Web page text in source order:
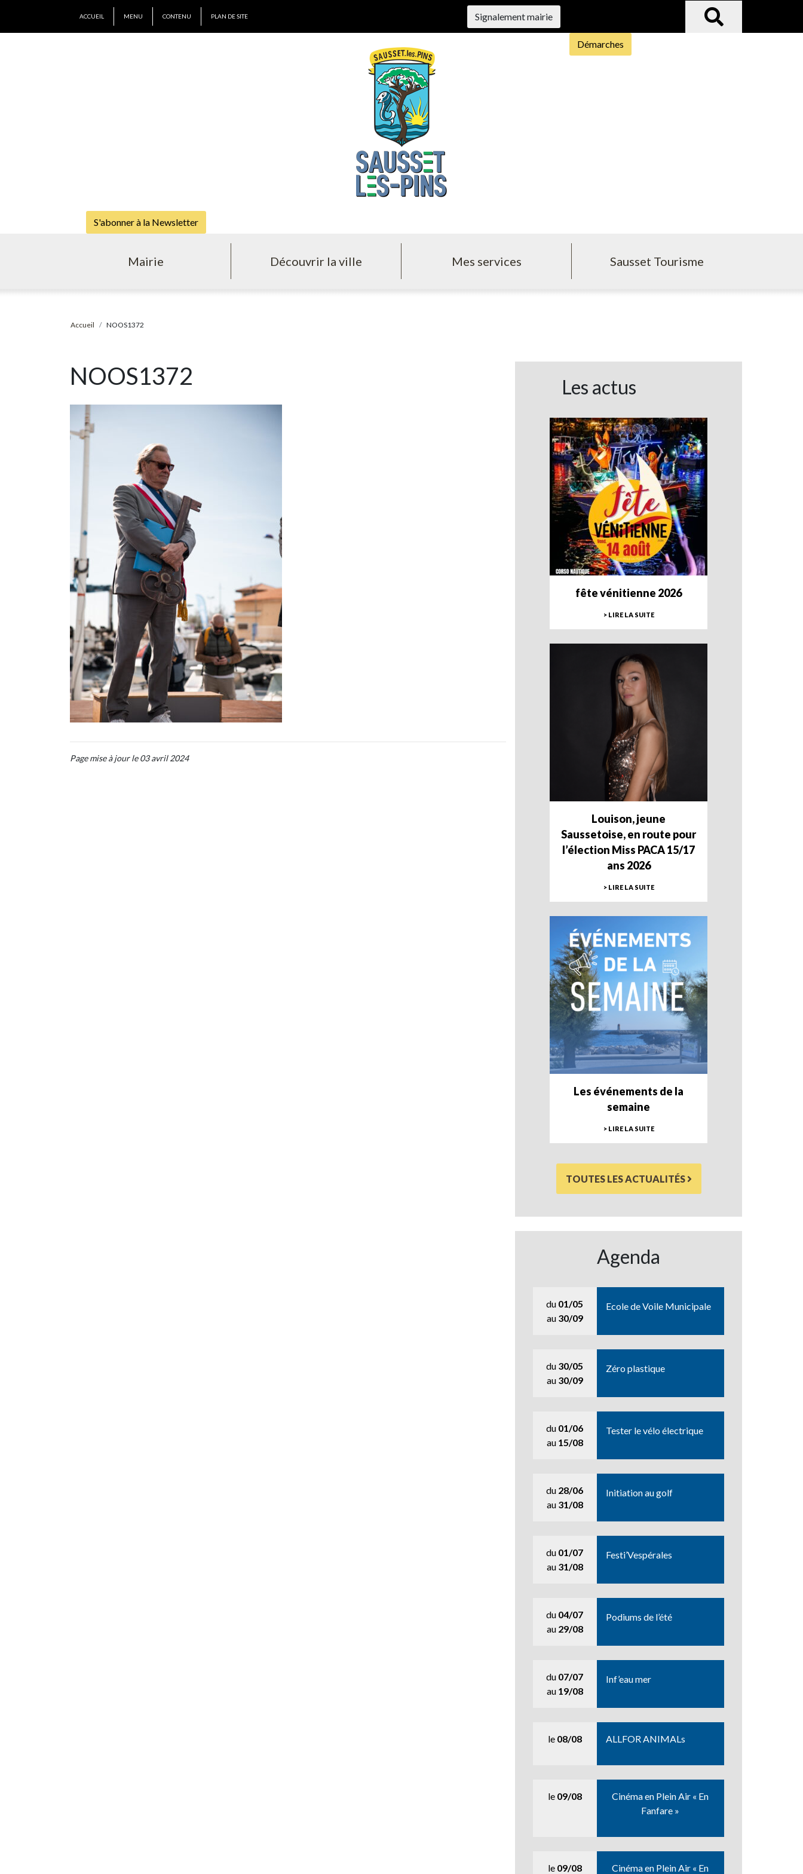
ACCUEIL MENU CONTENU PLAN DE SITE Signalement mairie
Démarches
S'abonner à la Newsletter
Mairie Découvrir la ville Mes services Sausset Tourisme
Accueil NOOS1372
NOOS1372
Page mise à jour le 03 avril 2024
Les actus
fête vénitienne 2026
> LIRE LA SUITE
Louison, jeune
Saussetoise, en route pour
l’élection Miss PACA 15/17
ans 2026
> LIRE LA SUITE
Les événements de la
semaine
> LIRE LA SUITE
TOUTES LES ACTUALITÉS
Agenda
du 01/05
au 30/09
Ecole de Voile Municipale
du 30/05
au 30/09
Zéro plastique
du 01/06
au 15/08
Tester le vélo électrique
du 28/06
au 31/08
Initiation au golf
du 01/07
au 31/08
Festi’Vespérales
du 04/07
au 29/08
Podiums de l’été
du 07/07
au 19/08
Inf’eau mer
le 08/08 ALLFOR ANIMALs
le 09/08
Cinéma en Plein Air « En
Fanfare »
le 09/08 Cinéma en Plein Air « En